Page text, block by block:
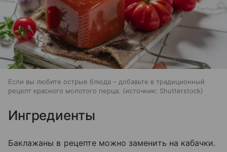
Если вы любите острые блюда – добавьте в традиционный
рецепт красного молотого перца.
источник: Shutterstock
Ингредиенты
Баклажаны в рецепте можно заменить на кабачки.